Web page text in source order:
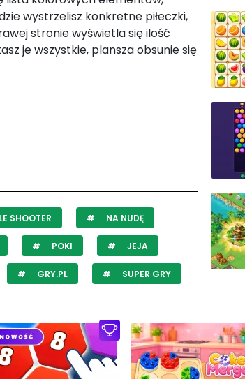
wystrzelisz konkretne piłeczki,
stronie wyświetla się ilość
je wszystkie, plansza obsunie się
SHOOTER NA NUDĘ
POKI JEJA
GRY.PL SUPER GRY